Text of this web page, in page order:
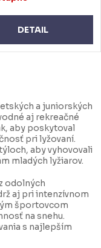
DETAIL
a juniorských
aj rekreačné
aby poskytoval
pri lyžovaní.
aby vyhovovali
mladých lyžiarov.
odolných
aj pri intenzívnom
športovcom
na snehu.
s najlepším